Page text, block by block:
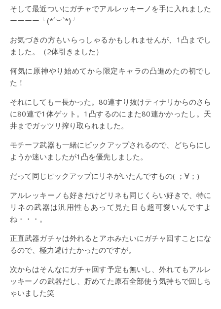
そして最近ついにガチャでアルレッキーノを手に入れました
ーーーー╰(*´︶`*)╯
お気づきの方もいらっしゃるかもしれませんが、1凸までし
ました。（2体引きました）
何気に原神やり始めてから限定キャラの凸進めたの初でし
た！
それにしてもー長かった。80連すり抜けティナリからのさら
に80連で1体ゲット。1凸するのにまた80連かかったし。天
井までガッツリ搾り取られました。
モチーフ武器も一緒にピックアップされるので、どちらにし
ようか迷いましたが1凸を優先しました。
だって同じピックアップにリネがいたんですもの( ；∀；)
アルレッキーノも好きだけどリネも同じくらい好きで、特に
リネの武器は汎用性もあって見た目も超可愛いんですよ
ね・・・。
正直武器ガチャは外れるとアホみたいにガチャ回すことにな
るので、極力避けたかったのですが。
次からはそんなにガチャ回す予定も無いし、外れてもアルレ
ッキーノの武器だし、貯めてた原石全部使う気持ちで回しち
ゃいました笑